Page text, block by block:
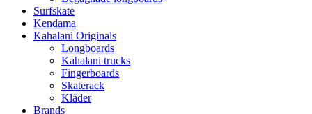
Surfskate
Kendama
Kahalani Originals
Longboards
Kahalani trucks
Fingerboards
Skaterack
Kläder
Brands